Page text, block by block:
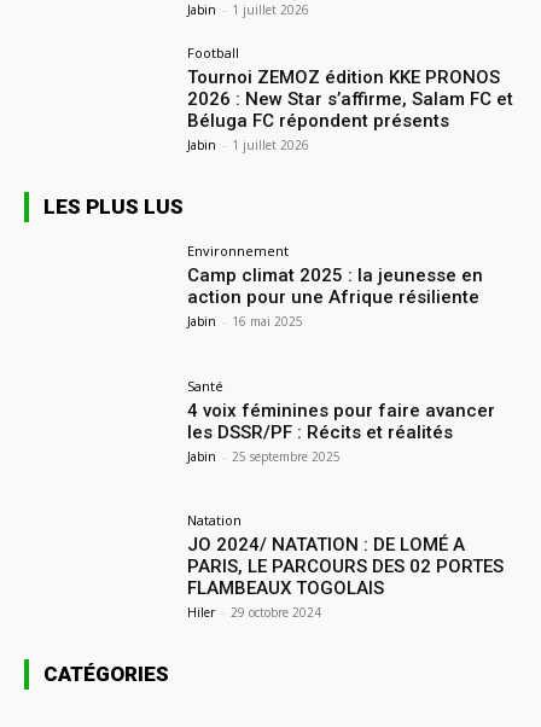
Jabin - 1 juillet 2026
Football
Tournoi ZEMOZ édition KKE PRONOS
2026 : New Star s’affirme, Salam FC et
Béluga FC répondent présents
Jabin - 1 juillet 2026
LES PLUS LUS
Environnement
Camp climat 2025 : la jeunesse en
action pour une Afrique résiliente
Jabin - 16 mai 2025
Santé
4 voix féminines pour faire avancer
les DSSR/PF : Récits et réalités
Jabin - 25 septembre 2025
Natation
JO 2024/ NATATION : DE LOMÉ A
PARIS, LE PARCOURS DES 02 PORTES
FLAMBEAUX TOGOLAIS
Hiler - 29 octobre 2024
CATÉGORIES